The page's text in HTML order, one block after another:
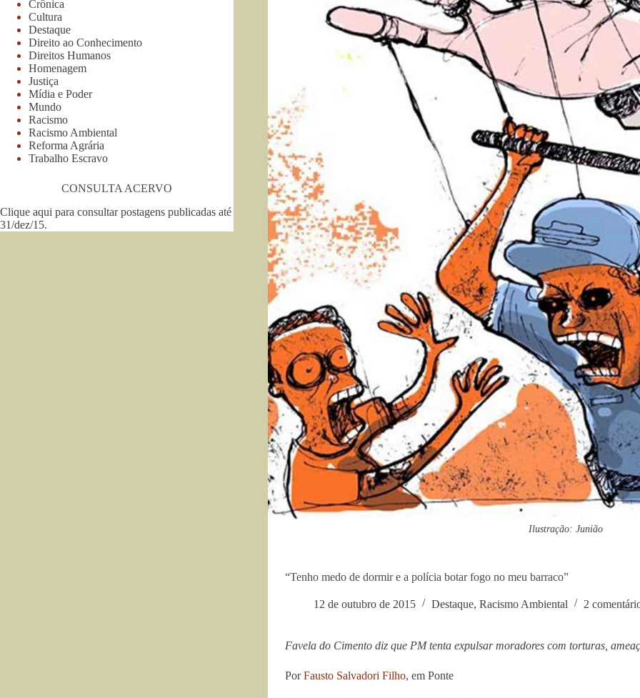
Ilustração: Junião
“Tenho medo de dormir e a polícia botar fogo no meu barraco”
12 de outubro de 2015 Destaque, Racismo Ambiental 2
Favela do Cimento diz que PM tenta expulsar moradores com torturas,
PorFausto Salvadori Filho, em Ponte
Crônica
Cultura
Destaque
Direito ao Conhecimento
Direitos Humanos
Homenagem
Justiça
Mídia e Poder
Mundo
Racismo
Racismo Ambiental
Reforma Agrária
Trabalho Escravo
CONSULTA ACERVO
Clique aqui para consultar postagens publicadas até
31/dez/15.